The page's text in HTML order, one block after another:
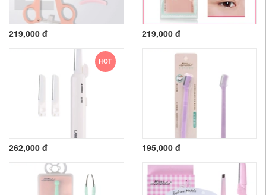
219,000 đ 219,000 đ
HOT
262,000 đ 195,000 đ